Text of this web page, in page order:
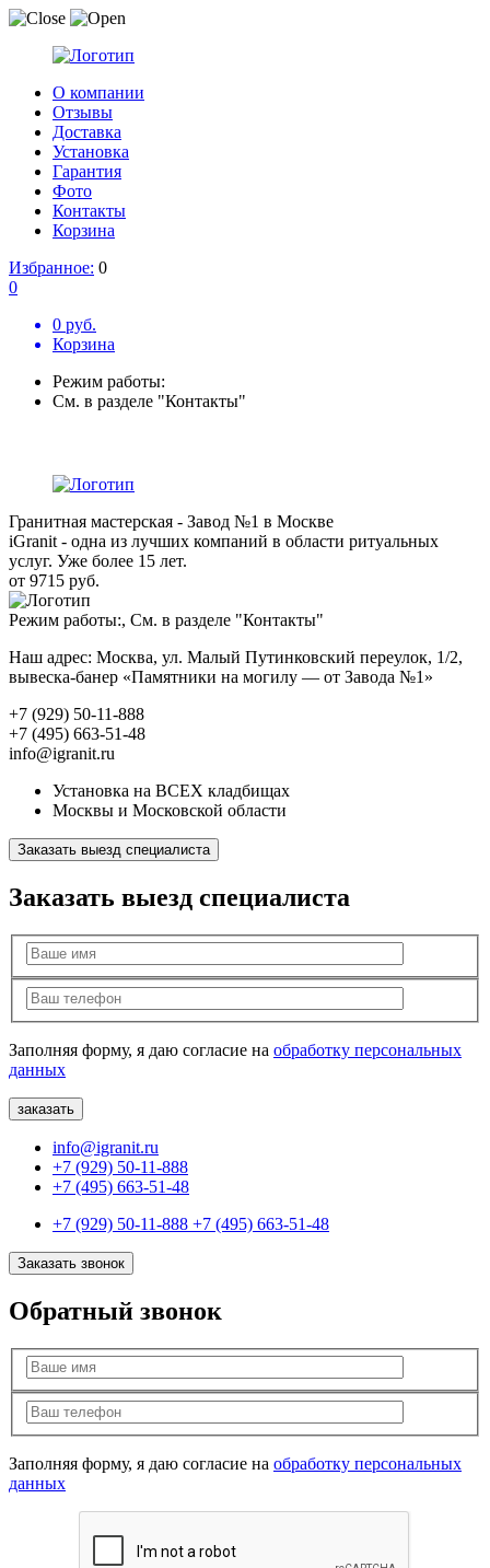
О компании
Отзывы
Доставка
Установка
Гарантия
Фото
Контакты
Корзина
Избранное: 0
0
0 руб.
Корзина
Режим работы:
См. в разделе "Контакты"
Гранитная мастерская - Завод №1 в Москве
iGranit - одна из лучших компаний в области ритуальных
услуг. Уже более 15 лет.
от 9715 руб.
Режим работы:, См. в разделе "Контакты"
Наш адрес: Москва, ул. Малый Путинковский переулок, 1/2,
вывеска-банер «Памятники на могилу — от Завода №1»
+7 (929) 50-11-888
+7 (495) 663-51-48
info@igranit.ru
Установка на ВСЕХ кладбищах
Москвы и Московской области
Заказать выезд специалиста
Заказать выезд специалиста
Заполняя форму, я даю согласие на обработку персональных
данных
info@igranit.ru
+7 (929) 50-11-888
+7 (495) 663-51-48
+7 (929) 50-11-888 +7 (495) 663-51-48
Заказать звонок
Обратный звонок
Заполняя форму, я даю согласие на обработку персональных
данных